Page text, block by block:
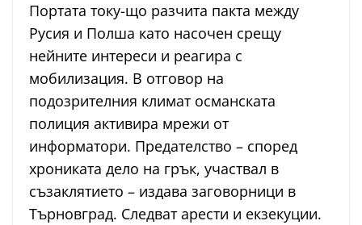
Портата току-що разчита пакта между
Русия и Полша като насочен срещу
нейните интереси и реагира с
мобилизация. В отговор на
подозрителния климат османската
полиция активира мрежи от
информатори. Предателство – според
хрониката дело на грък, участвал в
съзаклятието – издава заговорници в
Търновград. Следват арести и екзекуции.